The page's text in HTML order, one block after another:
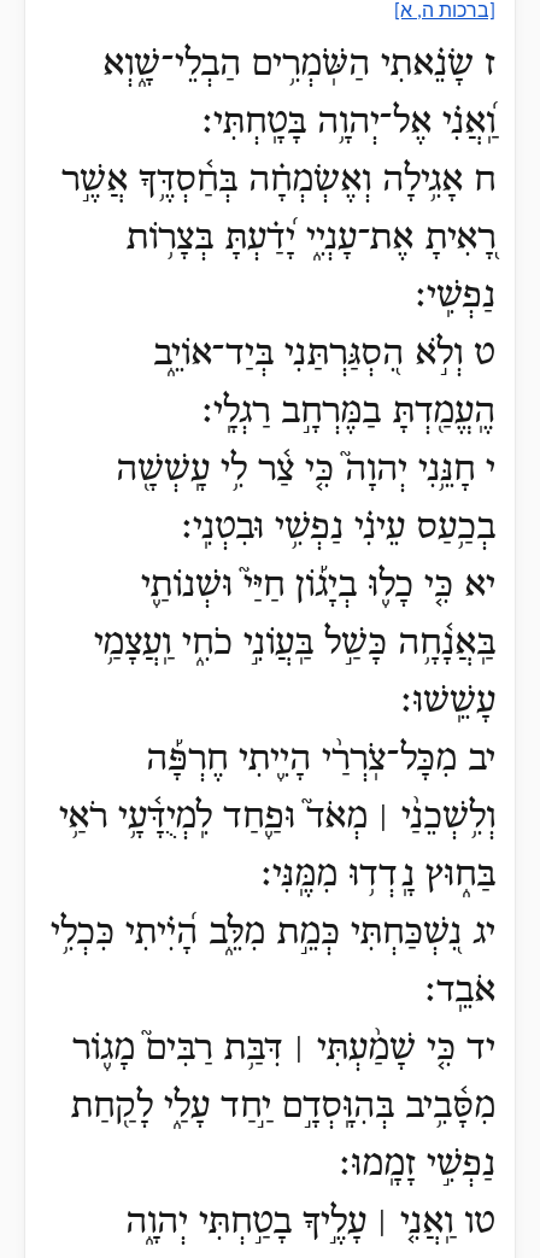
[ברכות ה, א]
ז שָׂנֵ֗אתִי הַשֹּֽׁמְרִ֥ים הַבְלֵי־שָׁ֑וְא
וַֽ֝אֲנִ֗י אֶל־יְהוָ֥ה בָּטָֽחְתִּי׃
ח אָגִ֥ילָה וְאֶשְׂמְחָ֗ה בְּחַ֫סְדֶּ֥ךָ אֲשֶׁ֣ר
רָ֭אִיתָ אֶת־עָנְיִ֑י יָ֝דַ֗עְתָּ בְּצָר֥וֹת
נַפְשִֽׁי׃
ט וְלֹ֣א הִ֭סְגַּרְתַּנִי בְּיַד־אוֹיֵ֑ב
הֶֽעֱמַ֖דְתָּ בַמֶּרְחָ֣ב רַגְלָֽי׃
י חָנֵּ֥נִי יְהוָה֮ כִּ֤י צַ֫ר לִ֥י עָֽשְׁשָׁ֖ה
בְכַ֥עַס עֵינִ֗י נַפְשִׁ֥י וּבִטְנִֽי׃
יא כִּ֤י כָל֪וּ בְיָג֡וֹן חַיַּי֮ וּשְׁנוֹתַ֪י
בַּֽאֲנָ֫חָ֥ה כָּשַׁ֣ל בַּֽעֲוֹנִ֣י כֹחִ֑י וַֽעֲצָמַ֥י
עָשֵֽׁשׁוּ׃
יב מִכָּל־צֹֽרְרַ֨י הָיִ֪יתִי חֶרְפָּ֡ה
וְלִ֥שְׁכֵנַ֨י ׀ מְאֹד֮ וּפַ֪חַד לִֽמְיֻדָּ֫עָ֥י רֹאַ֥י
בַּח֑וּץ נָֽדְד֥וּ מִמֶּֽנִּי׃
יג נִ֭שְׁכַּחְתִּי כְּמֵ֣ת מִלֵּ֑ב הָ֝יִ֗יתִי כִּכְלִ֥י
אֹבֵֽד׃
יד כִּ֤י שָׁמַ֨עְתִּי ׀ דִּבַּ֥ת רַבִּים֮ מָג֪וֹר
מִסָּ֫בִ֥יב בְּהִוָּֽסְדָ֣ם יַ֣חַד עָלַ֑י לָקַ֖חַת
נַפְשִׁ֣י זָמָֽמוּ׃
טו וַֽאֲנִ֤י ׀ עָלֶ֣יךָ בָטַ֣חְתִּי יְהוָ֑ה